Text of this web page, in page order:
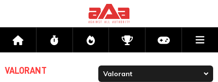
Accueil Flux Directs CompétitionsActu jeux
VALORANT